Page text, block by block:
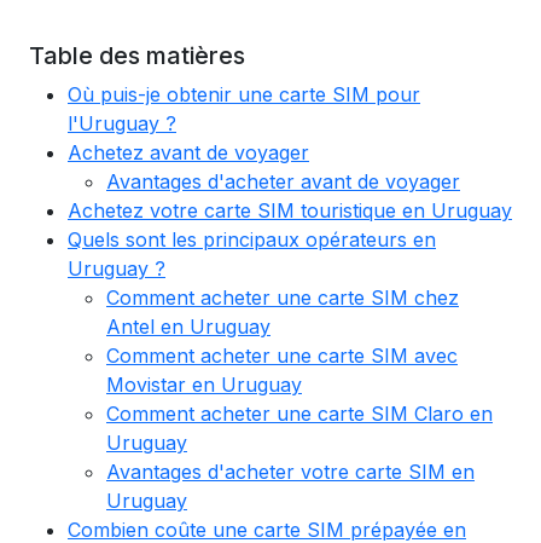
Table des matières
Où puis-je obtenir une carte SIM pour
l'Uruguay ?
Achetez avant de voyager
Avantages d'acheter avant de voyager
Achetez votre carte SIM touristique en Uruguay
Quels sont les principaux opérateurs en
Uruguay ?
Comment acheter une carte SIM chez
Antel en Uruguay
Comment acheter une carte SIM avec
Movistar en Uruguay
Comment acheter une carte SIM Claro en
Uruguay
Avantages d'acheter votre carte SIM en
Uruguay
Combien coûte une carte SIM prépayée en